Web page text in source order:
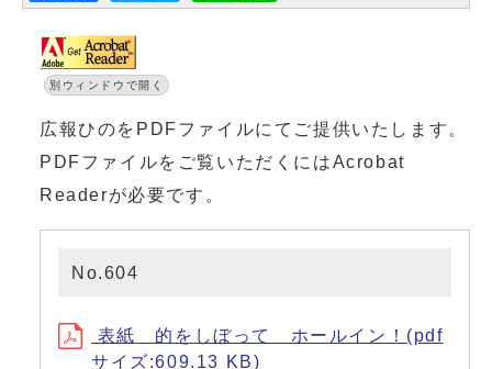
別ウィンドウで開く
広報ひのをPDFファイルにてご提供いたします。
PDFファイルをご覧いただくにはAcrobat
Readerが必要です。
No.604
表紙 的をしぼって ホールイン！(pdf
サイズ:609.13 KB)